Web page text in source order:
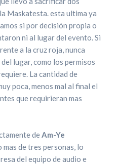
Maskatesta. esta ultima ya
si por decisión propia o
ni al lugar del evento. Si
a la cruz roja, nunca
lugar, como los permisos
La cantidad de
poca, menos mal al final el
que requirieran mas
deAm-Ye
mas de tres personas, lo
del equipo de audio e